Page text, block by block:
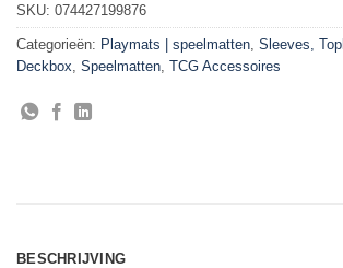
SKU: 074427199876
Categorieën: Playmats | speelmatten, Sleeves,
Deckbox, Speelmatten, TCG Accessoires
BESCHRIJVING